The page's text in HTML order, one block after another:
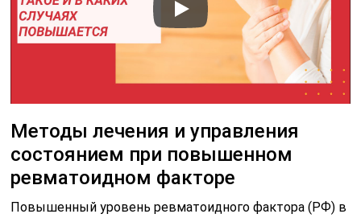
Методы лечения и управления
состоянием при повышенном
ревматоидном факторе
Повышенный уровень ревматоидного фактора (РФ) в